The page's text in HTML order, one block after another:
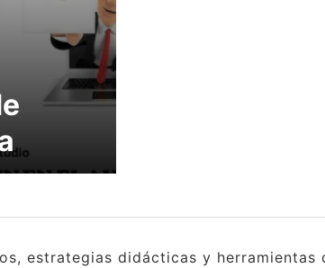
estrategias didácticas y